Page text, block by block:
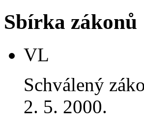
Sbírka zákonů
VL
Schválený
2. 5. 2000.